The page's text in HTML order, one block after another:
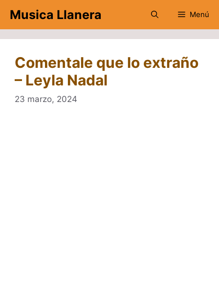
contenido
Musica Llanera Menú
Comentale que lo extraño
– Leyla Nadal
23 marzo, 2024